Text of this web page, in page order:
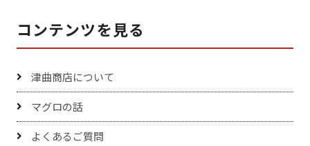
コンテンツを見る
津曲商店について
マグロの話
よくあるご質問